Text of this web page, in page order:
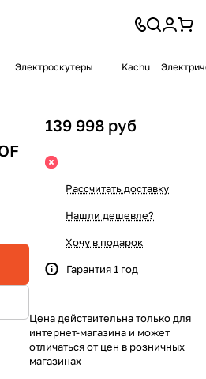
Электроскутеры Kachu
139 998 руб
Рассчитать доставку
Нашли дешевле?
Хочу в подарок
Гарантия 1 год
Цена действительна только для
интернет-магазина и может
отличаться от цен в розничных
магазинах